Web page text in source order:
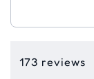
173 reviews